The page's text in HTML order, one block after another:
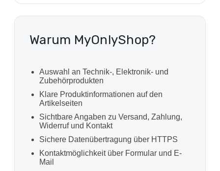
Warum MyOnlyShop?
Auswahl an Technik-, Elektronik- und
Zubehörprodukten
Klare Produktinformationen auf den
Artikelseiten
Sichtbare Angaben zu Versand, Zahlung,
Widerruf und Kontakt
Sichere Datenübertragung über HTTPS
Kontaktmöglichkeit über Formular und E-
Mail